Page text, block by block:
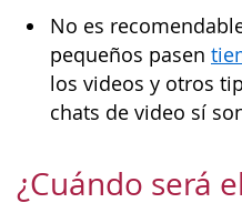
No es
pequeños pasen
los videos y otros
chats de video sí
¿Cuándo será